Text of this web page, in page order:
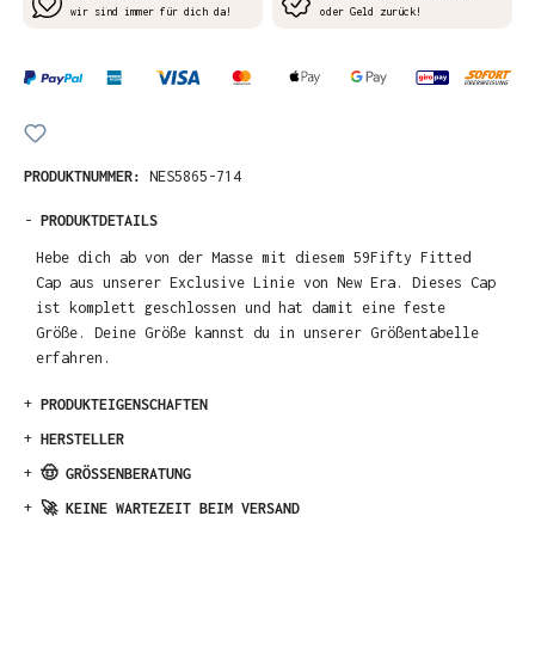
wir sind immer für dich da!
oder Geld zurück!
PRODUKTNUMMER: NES5865-714
- PRODUKTDETAILS
Hebe dich ab von der Masse mit diesem 59Fifty Fitted
Cap aus unserer Exclusive Linie von New Era. Dieses Cap
ist komplett geschlossen und hat damit eine feste
Größe. Deine Größe kannst du in unserer Größentabelle
erfahren.
+ PRODUKTEIGENSCHAFTEN
+ HERSTELLER
+ 🤠 GRÖSSENBERATUNG
+ 🚀 KEINE WARTEZEIT BEIM VERSAND